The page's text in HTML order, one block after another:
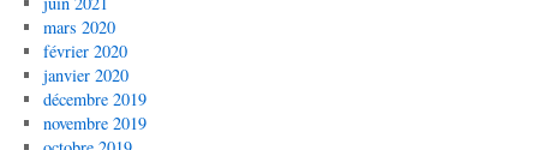
mars 2020
février 2020
janvier 2020
décembre 2019
novembre 2019